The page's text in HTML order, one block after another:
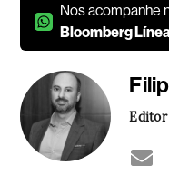
Nos acompanhe
Bloomberg